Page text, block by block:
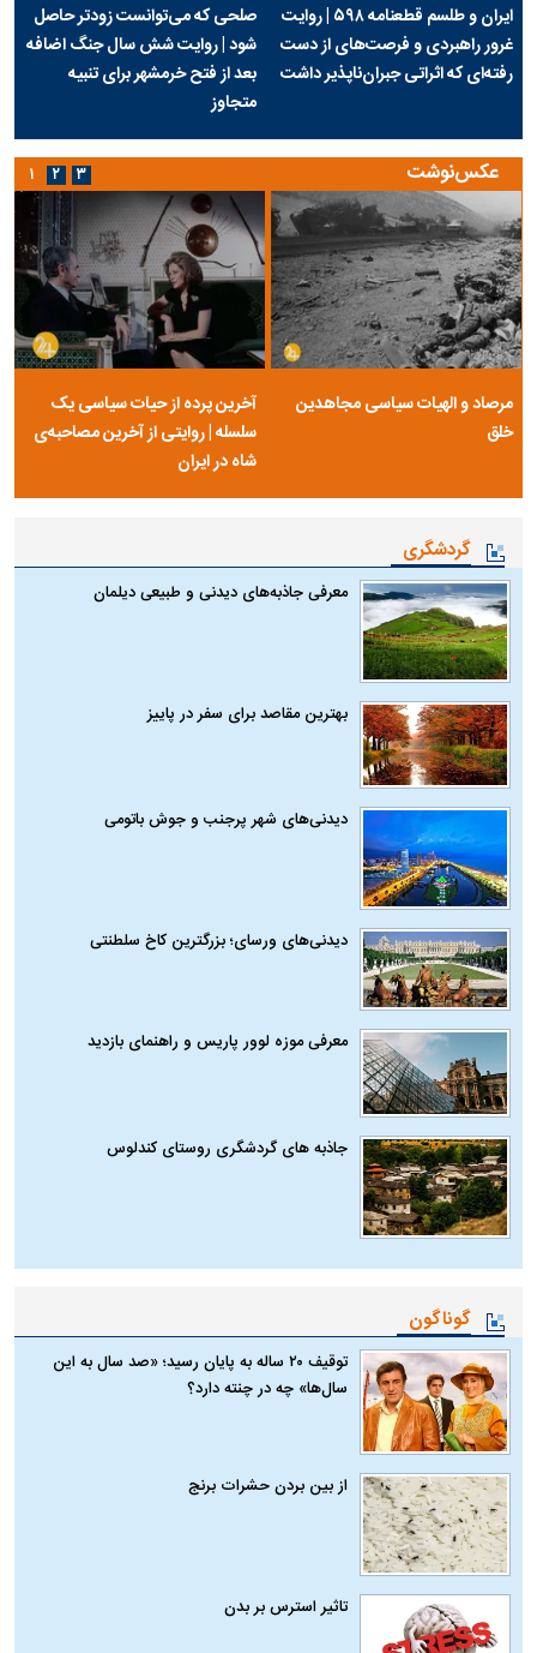
ایران و طلسم قطعنامه ۵۹۸ | روایت
غرور راهبردی و فرصت‌های از دست
رفته‌ای که اثراتی جبران‌ناپذیر داشت
صلحی که می‌توانست زودتر حاصل
شود | روایت شش سال جنگ اضافه
بعد از فتح خرمشهر برای تنبیه
متجاوز
عکس‌نوشت
مرصاد و الهیات سیاسی مجاهدین
خلق
آخرین پرده از حیات سیاسی یک
سلسله | روایتی از آخرین مصاحبه‌ی
شاه در ایران
۱ ۲ ۳
گردشگری
معرفی جاذبه‌های دیدنی و طبیعی دیلمان
بهترین مقاصد برای سفر در پاییز
دیدنی‌های شهر پرجنب و جوش باتومی
دیدنی‌های ورسای؛ بزرگترین کاخ سلطنتی
معرفی موزه لوور پاریس و راهنمای بازدید
جاذبه های گردشگری روستای کندلوس
گوناگون
توقیف ۲۰ ساله به پایان رسید؛ «صد سال به این
سال‌ها» چه در چنته دارد؟
از بین بردن حشرات برنج
تاثیر استرس بر بدن